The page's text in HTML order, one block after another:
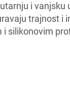
i vanjsku
trajnost i
i silikonovim